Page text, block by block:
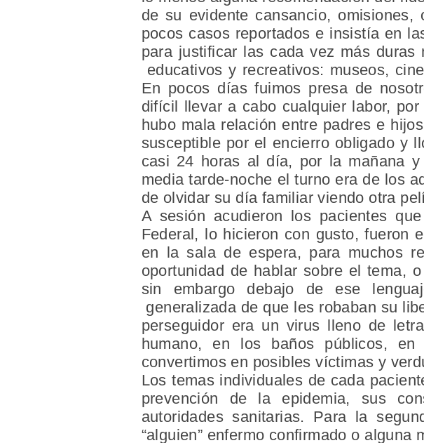
de su evidente cansancio,
pocos casos reportados e insistía en
para justificar las cada vez más
educativos y recreativos: museos,
En pocos días fuimos presa de
difícil llevar a cabo cualquier labor,
hubo mala relación entre padres e
susceptible por el encierro obligado y
casi 24 horas al día, por la mañana
media tarde-noche el turno era de los
de olvidar su día familiar viendo otra
A sesión acudieron los pacientes
Federal, lo hicieron con gusto, fueron
en la sala de espera, para muchos
oportunidad de hablar sobre el tema,
sin embargo debajo de ese
generalizada de que les robaban su
perseguidor era un virus lleno de
humano, en los baños públicos,
convertimos en posibles víctimas y
Los temas individuales de cada
prevención de la epidemia, sus
autoridades sanitarias. Para la
“alguien” enfermo confirmado o